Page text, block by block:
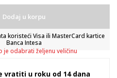
Dodaj u korpu
koristeći Visa ili MasterCard kartice
Banca Intesa
je odabrati željenu veličinu
vratiti u roku od 14 dana